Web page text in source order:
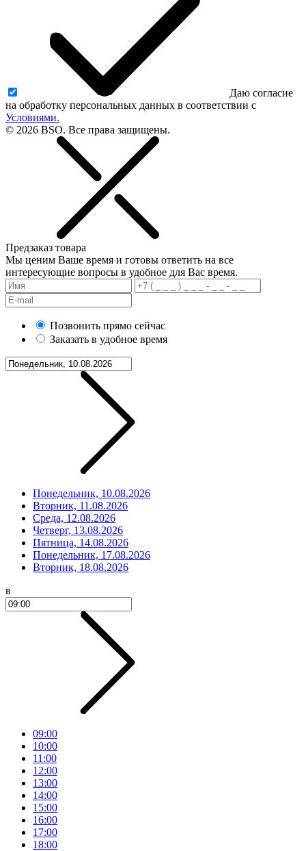
Даю согласие
на обработку персональных данных в соответствии с
Условиями.
© 2026 BSO. Все права защищены.
Предзаказ товара
Мы ценим Ваше время и готовы ответить на все
интересующие вопросы в удобное для Вас время.
Позвонить прямо сейчас
Заказать в удобное время
Понедельник, 10.08.2026
Вторник, 11.08.2026
Среда, 12.08.2026
Четверг, 13.08.2026
Пятница, 14.08.2026
Понедельник, 17.08.2026
Вторник, 18.08.2026
в
09:00
10:00
11:00
12:00
13:00
14:00
15:00
16:00
17:00
18:00